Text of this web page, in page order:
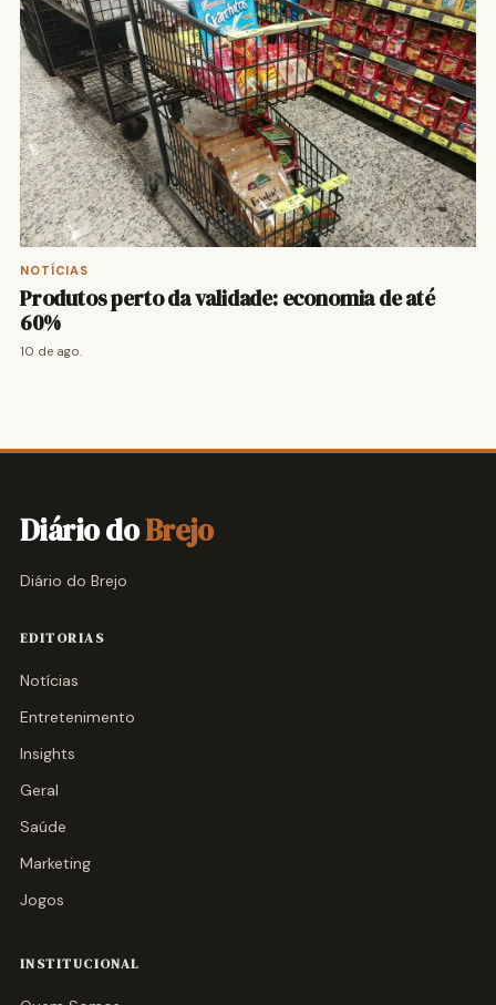
NOTÍCIAS
Produtos perto da validade: economia de até
60%
10 de ago.
Diário doBrejo
Diário do Brejo
EDITORIAS
Notícias
Entretenimento
Insights
Geral
Saúde
Marketing
Jogos
INSTITUCIONAL